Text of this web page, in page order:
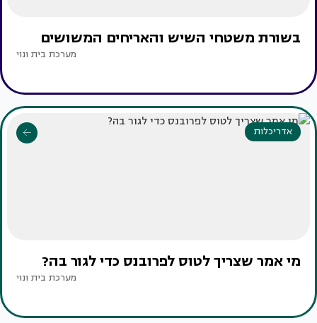
בשורת משטחי השיש והאריחים המשושים
מערכת בית ונוי
אדריכלות
מי אמר שצריך לטוס לפרובנס כדי לגור בה?
מערכת בית ונוי